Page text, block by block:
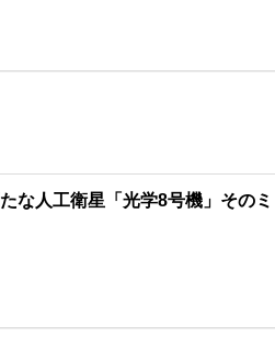
な人工衛星「光学8号機」そのミ